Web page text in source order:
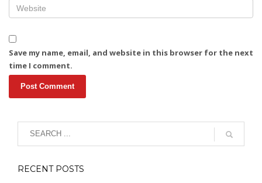
Save my name, email, and website in this browser for the next
time I comment.
RECENT POSTS